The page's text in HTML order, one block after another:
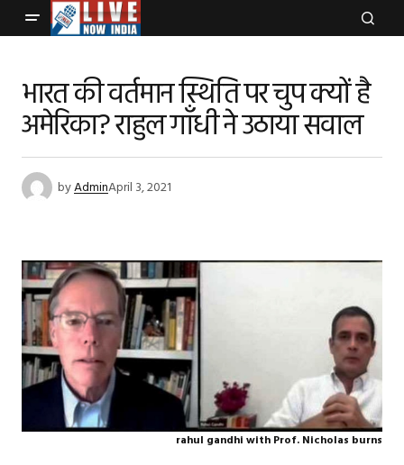
भारत की वर्तमान स्थिति पर चुप क्यों है
अमेरिका? राहुल गाँधी ने उठाया सवाल
byAdminApril 3, 2021
rahul gandhi with Prof. Nicholas burns